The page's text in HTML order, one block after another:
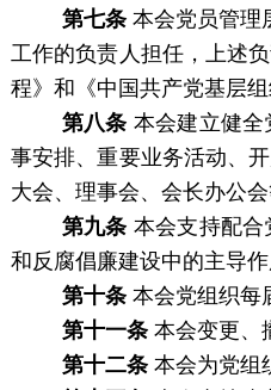
第七条 本会党员管理
工作的负责人担任，上述
程》和《中国共产党基层
第八条 本会建立健
事安排、重要业务活动、
大会、理事会、会长办公
第九条 本会支持配
和反腐倡廉建设中的主导
第十条 本会党组织每
第十一条 本会变更、
第十二条 本会为党组